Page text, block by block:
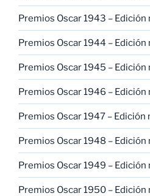
Premios Oscar 1943 – Edición
Premios Oscar 1944 – Edición
Premios Oscar 1945 – Edición
Premios Oscar 1946 – Edición
Premios Oscar 1947 – Edición
Premios Oscar 1948 –
Premios Oscar 1949 – Edición
Premios Oscar 1950 – Edición